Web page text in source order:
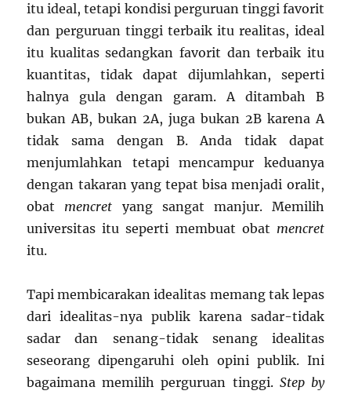
itu ideal, tetapi kondisi perguruan tinggi favorit
dan perguruan tinggi terbaik itu realitas, ideal
itu kualitas sedangkan favorit dan terbaik itu
kuantitas, tidak dapat dijumlahkan, seperti
halnya gula dengan garam. A ditambah B
bukan AB, bukan 2A, juga bukan 2B karena A
tidak sama dengan B. Anda tidak dapat
menjumlahkan tetapi mencampur keduanya
dengan takaran yang tepat bisa menjadi oralit,
obat mencret yang sangat manjur. Memilih
universitas itu seperti membuat obat mencret
itu.
Tapi membicarakan idealitas memang tak lepas
dari idealitas-nya publik karena sadar-tidak
sadar dan senang-tidak senang idealitas
seseorang dipengaruhi oleh opini publik. Ini
bagaimana memilih perguruan tinggi. Step by